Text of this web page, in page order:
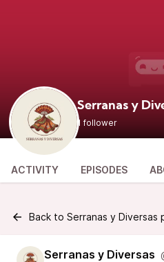
Serranas y
1 follower
ACTIVITY EPISODES
Back to Serranas y Diversas
Serranas y Diversas